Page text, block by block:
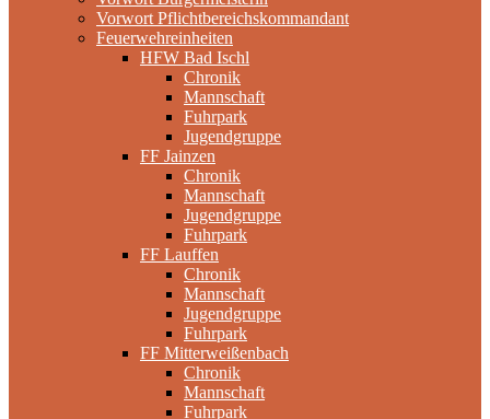
Vorwort Pflichtbereichskommandant
Feuerwehreinheiten
HFW Bad Ischl
Chronik
Mannschaft
Fuhrpark
Jugendgruppe
FF Jainzen
Chronik
Mannschaft
Jugendgruppe
Fuhrpark
FF Lauffen
Chronik
Mannschaft
Jugendgruppe
Fuhrpark
FF Mitterweißenbach
Chronik
Mannschaft
Fuhrpark